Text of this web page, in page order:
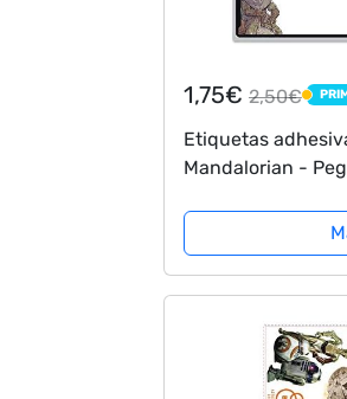
1,75€ 2,50€ PRIME
Etiquetas
Mandalorian -
Wars - Vuelta al